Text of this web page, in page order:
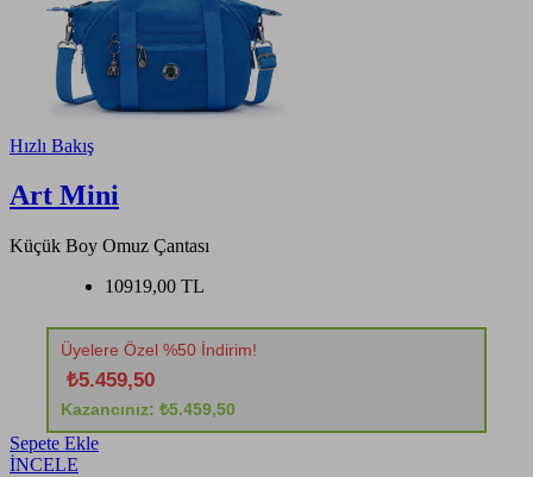
Hızlı Bakış
Art Mini
Küçük Boy Omuz Çantası
10919,00 TL
Üyelere Özel %50 İndirim!
₺5.459,50
Kazancınız: ₺5.459,50
Sepete Ekle
İNCELE